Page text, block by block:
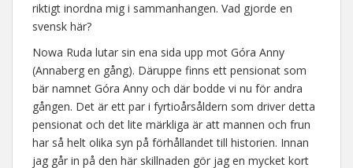
riktigt inordna mig i sammanhangen. Vad gjorde en
svensk här?
Nowa Ruda lutar sin ena sida upp mot Góra Anny
(Annaberg en gång). Däruppe finns ett pensionat som
bär namnet Góra Anny och där bodde vi nu för andra
gången. Det är ett par i fyrtioårsåldern som driver detta
pensionat och det lite märkliga är att mannen och frun
har så helt olika syn på förhållandet till historien. Innan
jag går in på den här skillnaden gör jag en mycket kort